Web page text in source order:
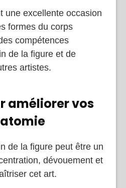
une excellente occasion
formes du corps
compétences
de la figure et de
artistes.
améliorer vos
de la figure peut être un
dévouement et
cet art.